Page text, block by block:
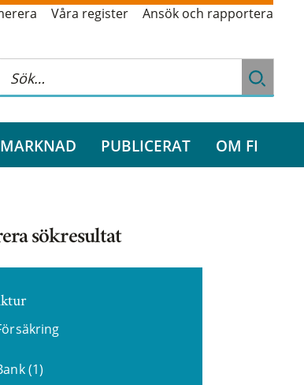
Våra register Ansök och rapportera
MARKNAD PUBLICERAT OM FI
sökresultat
(1)